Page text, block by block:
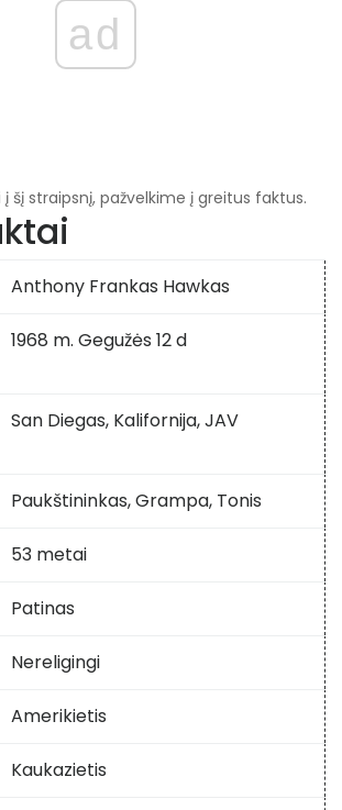
ad
šį straipsnį, pažvelkime į greitus faktus.
Anthony Frankas Hawkas
1968 m. Gegužės 12 d
San Diegas, Kalifornija, JAV
Paukštininkas, Grampa, Tonis
53 metai
Patinas
Nereligingi
Amerikietis
Kaukazietis